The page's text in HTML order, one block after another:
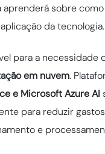
sobre
da tecnologia.
para a necessidade
em nuvem.
e Microsoft Azure AI
para reduzir
e